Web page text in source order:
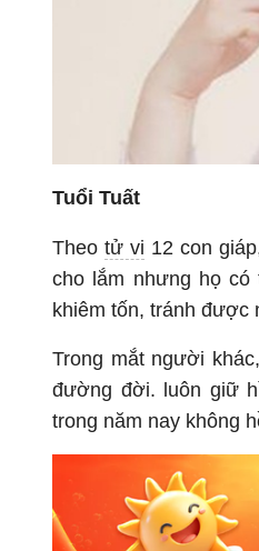
Tuổi Tuất
Theo tử vi 12 con
cho lắm nhưng họ
khiêm tốn, tránh được
Trong mắt người
đường đời. luôn giữ
trong năm nay không